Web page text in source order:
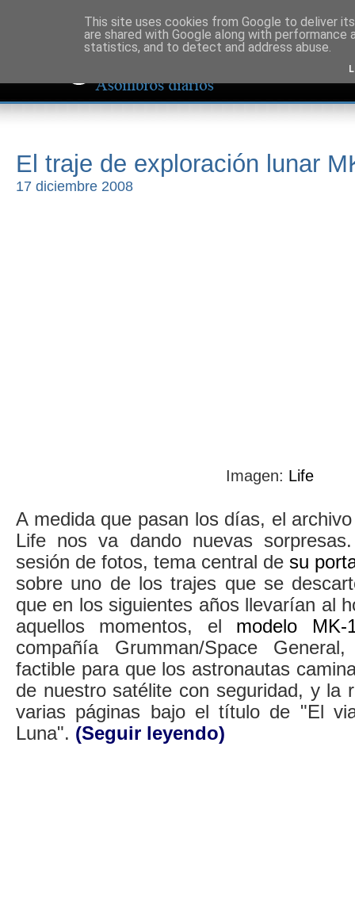
El traje de exploración lunar
17 diciembre 2008
Imagen: Life
A medida que pasan los días, el
Life nos va dando nuevas
sesión de fotos, tema central de su
sobre uno de los trajes que se
que en los siguientes años llevarían al
aquellos momentos, el modelo MK-
compañía Grumman/Space
factible para que los astronautas
de nuestro satélite con seguridad, y la
varias páginas bajo el título de "El
Luna". (Seguir leyendo)
This site uses cookies from Google to deliver
are shared with Google along with
statistics, and to detect and address abuse.